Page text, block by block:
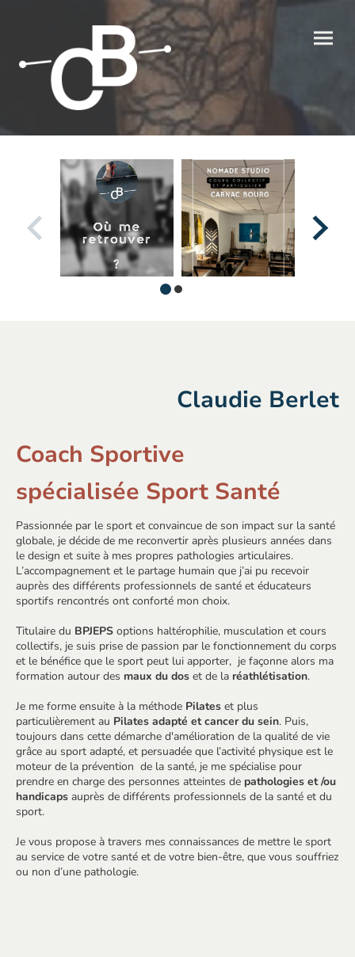
Claudie Berlet
Passionnée par le sport et convaincue de son impact sur la santé
globale, je décide de me reconvertir après plusieurs années dans
le design et suite à mes propres pathologies articulaires.
L’accompagnement et le partage humain que j’ai pu recevoir
auprès des différents professionnels de santé et éducateurs
sportifs rencontrés ont conforté mon choix.
Titulaire du BPJEPS options haltérophilie, musculation et cours
collectifs, je suis prise de passion par le fonctionnement du corps
et le bénéfice que le sport peut lui apporter, je façonne alors ma
formation autour des maux du dos et de la réathlétisation.
Je me forme ensuite à la méthode Pilates et plus
particulièrement au Pilates adapté et cancer du sein. Puis,
toujours dans cette démarche d'amélioration de la qualité de vie
grâce au sport adapté, et persuadée que l’activité physique est le
moteur de la prévention de la santé, je me spécialise pour
prendre en charge des personnes atteintes de pathologies et /ou
handicaps auprès de différents professionnels de la santé et du
sport.
Je vous propose à travers mes connaissances de mettre le sport
au service de votre santé et de votre bien-être, que vous souffriez
ou non d’une pathologie.
Coach Sportive
spécialisée Sport Santé